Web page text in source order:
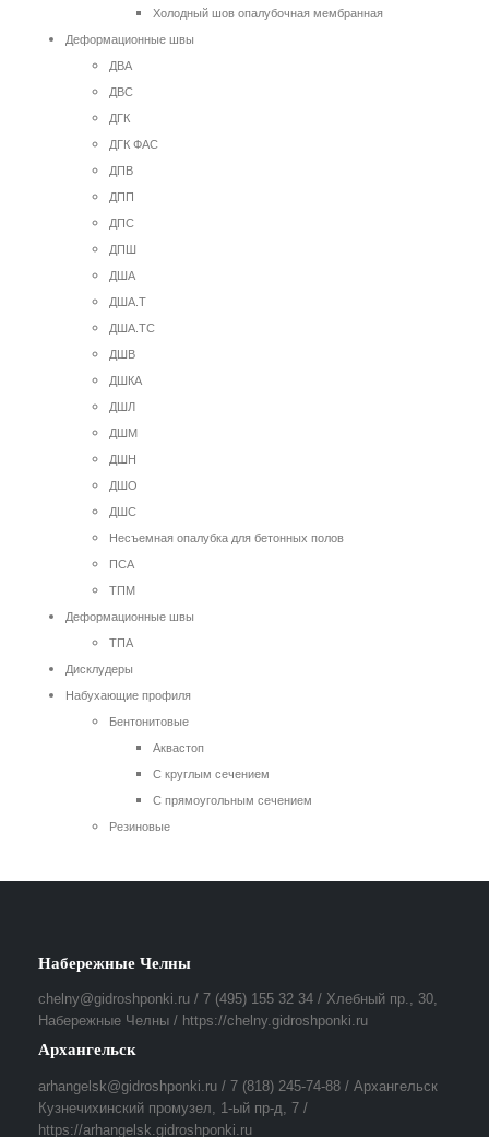
Холодный шов опалубочная мембранная
Деформационные швы
ДВА
ДВС
ДГК
ДГК ФАС
ДПВ
ДПП
ДПС
ДПШ
ДША
ДША.Т
ДША.ТС
ДШВ
ДШКА
ДШЛ
ДШМ
ДШН
ДШО
ДШС
Несъемная опалубка для бетонных полов
ПСА
ТПМ
Деформационные швы
ТПА
Дисклудеры
Набухающие профиля
Бентонитовые
Аквастоп
С круглым сечением
С прямоугольным сечением
Резиновые
Набережные Челны
chelny@gidroshponki.ru / 7 (495) 155 32 34 / Хлебный пр., 30,
Набережные Челны / https://chelny.gidroshponki.ru
Архангельск
arhangelsk@gidroshponki.ru / 7 (818) 245-74-88 / Архангельск
Кузнечихинский промузел, 1-ый пр-д, 7 /
https://arhangelsk.gidroshponki.ru